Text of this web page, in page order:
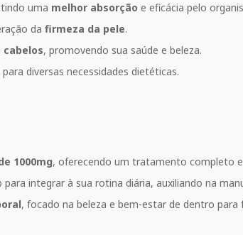
uma melhor absorção e eficácia pelo
da firmeza da pele.
, promovendo sua saúde e beleza.
diversas necessidades dietéticas.
1000mg, oferecendo um tratamento completo
integrar à sua rotina diária, auxiliando na
, focado na beleza e bem-estar de dentro para